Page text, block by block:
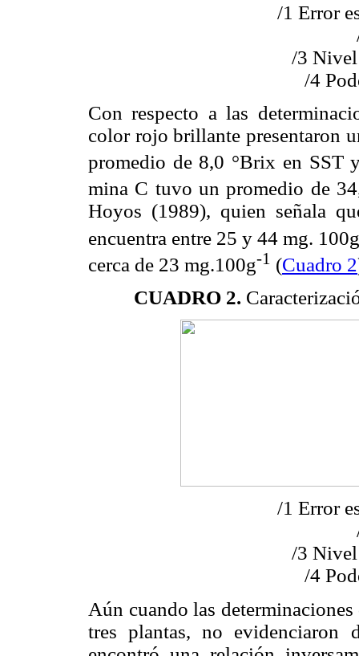
/1 Error
/3
/4
Con respecto a las
color rojo brillante presentaron
promedio de 8,0 °Brix en SST
mina C tuvo un promedio de
Hoyos (1989), quien señala
encuentra entre 25 y 44 mg. 100g
cerca de 23 mg.100g-1 (Cuadro 2
CUADRO 2.
/1 Error
/3
/4
Aún cuando las
tres plantas, no evidenciaron